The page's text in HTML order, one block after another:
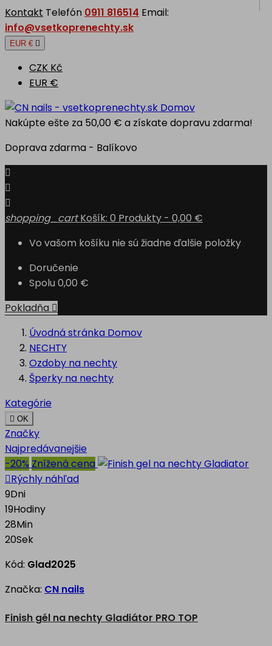
Kontakt Telefón 0911 816514 Email:
info@vsetkoprenechty.sk
EUR € 
CZK Kč
EUR €
Domov
Nakúpte ešte za 50,00 € a získate dopravu zdarma!
Doprava zdarma - Balíkovo



shopping_cart Košík: 0 Produkty - 0,00 €
Vo vašom košíku nie sú žiadne ďalšie položky
Doručenie
Spolu 0,00 €
Pokladňa 
Úvodná stránka Domov
NECHTY
Ozdoby na nechty
Šperky na nechty
Kategórie
 OK
Značky
Najpredávanejšie
-20% Znížená cena
Rýchly náhľad
9Dni
19Hodiny
28Min
19Sek
Kód: Glad2025
Značka: CN nails
Finish gél na nechty Gladiátor PRO TOP